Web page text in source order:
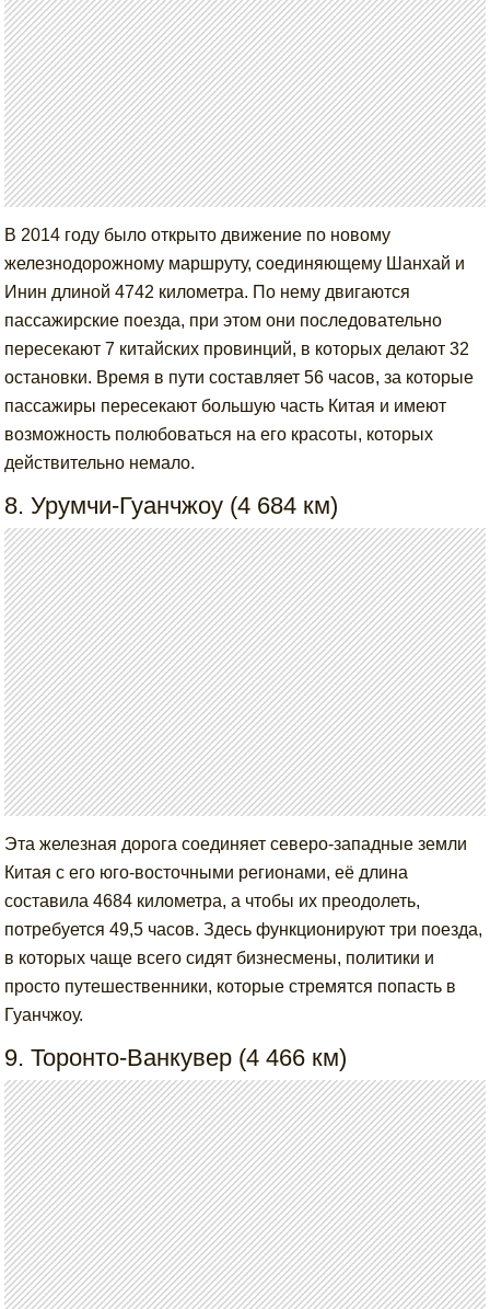
В 2014 году было открыто движение по новому
железнодорожному маршруту, соединяющему Шанхай и
Инин длиной 4742 километра. По нему двигаются
пассажирские поезда, при этом они последовательно
пересекают 7 китайских провинций, в которых делают 32
остановки. Время в пути составляет 56 часов, за которые
пассажиры пересекают большую часть Китая и имеют
возможность полюбоваться на его красоты, которых
действительно немало.
8. Урумчи-Гуанчжоу (4 684 км)
Эта железная дорога соединяет северо-западные земли
Китая с его юго-восточными регионами, её длина
составила 4684 километра, а чтобы их преодолеть,
потребуется 49,5 часов. Здесь функционируют три поезда,
в которых чаще всего сидят бизнесмены, политики и
просто путешественники, которые стремятся попасть в
Гуанчжоу.
9. Торонто-Ванкувер (4 466 км)